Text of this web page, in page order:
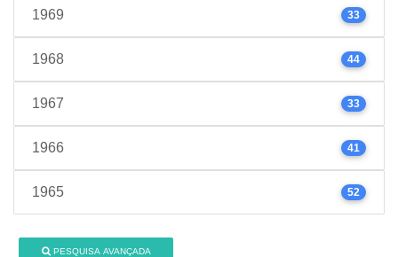
1969 33
1968 44
1967 33
1966 41
1965 52
PESQUISA AVANÇADA